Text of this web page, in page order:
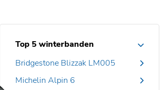
Top 5 winterbanden
Bridgestone Blizzak LM005
Michelin Alpin 6